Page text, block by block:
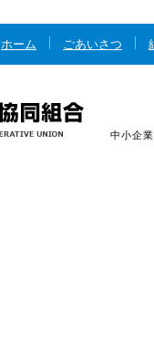
ホーム ごあいさつ
中小企